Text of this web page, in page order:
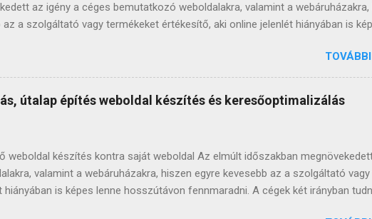
az igény a céges bemutatkozó weboldalakra, valamint a webáruházakra,
az a szolgáltató vagy termékeket értékesítő, aki online jelenlét hiányában is
foglalkozom keresőoptimalizált bérelhető weboldal készítéssel, valamint
is, amelyek átadás után véglegesen a vevő tulajdonában maradnak. Az
honlapot és webáruházat adtam át sikeresen, így jól látom, mikor, melyik
inkább választani. Az alábbi sorokkal bízom benne, hogy segíthetek döntést
útalap építés weboldal készítés és keresőoptimalizálás
weboldal készítés kontra saját weboldal Az elmúlt időszakban
valamint a webáruházakra, hiszen egyre kevesebb az a szolgáltató
is képes lenne hosszútávon fennmaradni. A cégek két irányban